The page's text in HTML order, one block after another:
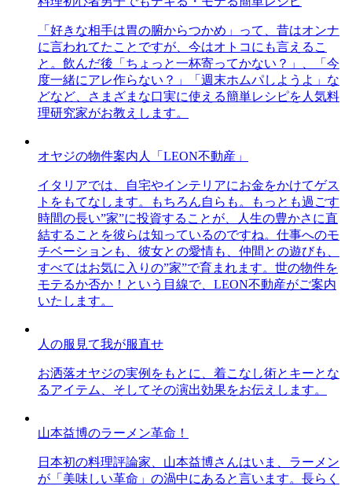
「好きな相手は胃の腑からつかめ」って、昔はオンナ
に言われてたことですが、今はオトコにも言えるこ
と。飲んだ後「ちょっと一杯寄ってかない？」、「今
度一緒にアレ作らない？」「週末ホムパしようよ」な
どなど、さまざまな口実に使える簡単レシピを人気料
理研究家がお教えします。
オヤジの物件案内人「LEON不動産」
イタリアでは、自宅やインテリアにお金をかけてゲス
トをもてなします。もちろん自らも。もっとも過ごす
時間の長い”家”に投資することが、人生の豊かさに直
結することを彼らは知っているのですね。仕事へのモ
チベーションも、彼女との愛情も、仲間との遊びも、
すべてはお気に入りの”家”で育まれます。世の物件を
モテるか否か！という目線で、LEON不動産がご案内
いたします。
人の服見て我が服直せ
お洒落オヤジの実例をもとに、着こなし術とキーとな
るアイテム、そしてその演出効果をお伝えします。
山本益博のラーメン革命！
日本初の料理評論家、山本益博さんはいま、ラーメン
が「美味しい革命」の渦中にあると言います。長らく